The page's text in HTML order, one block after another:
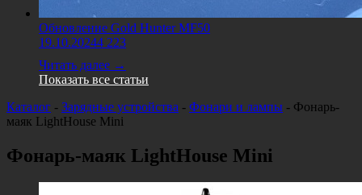
Обновление Gold Hunter MF50
19.10.20244 223
Читать далее →
Показать все статьи
Каталог - Зарядные устройства - Фонари и лампы - Фонарь-
маяк LightHouse Mini
Фонарь-маяк LightHouse Mini